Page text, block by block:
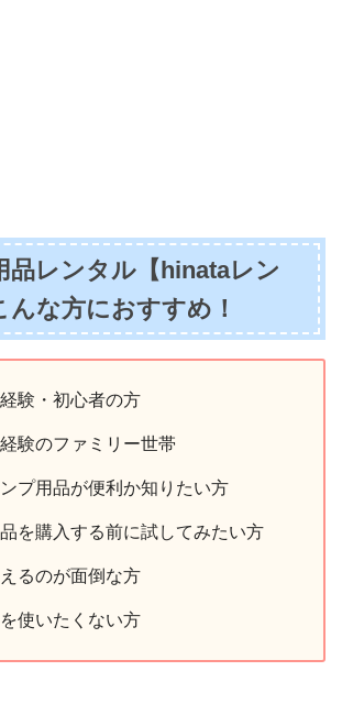
品レンタル【hinataレン
んな方におすすめ！
験・初心者の方
験のファミリー世帯
プ用品が便利か知りたい方
を購入する前に試してみたい方
るのが面倒な方
使いたくない方